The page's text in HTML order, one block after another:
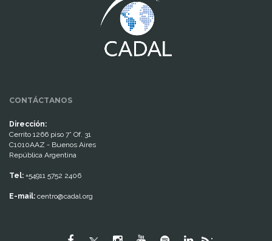
CONTÁCTANOS
Dirección:
Cerrito 1266 piso 7° Of. 31
C1010AAZ - Buenos Aires
República Argentina
Tel: +54911 5752 2406
E-mail: centro@cadal.org